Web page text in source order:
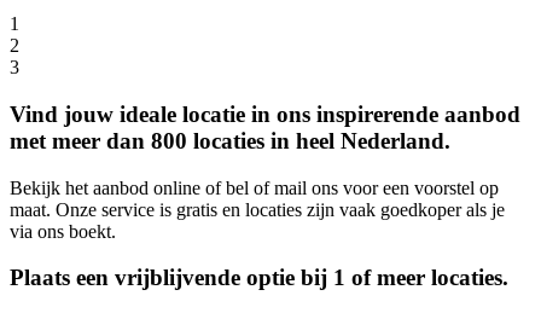
1
2
3
Vind jouw ideale locatie in ons inspirerende aanbod
met meer dan 800 locaties in heel Nederland.
Bekijk het aanbod online of bel of mail ons voor een voorstel op
maat. Onze service is gratis en locaties zijn vaak goedkoper als je
via ons boekt.
Plaats een vrijblijvende optie bij 1 of meer locaties.